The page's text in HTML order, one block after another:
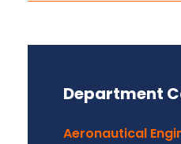
Department
Aeronautical